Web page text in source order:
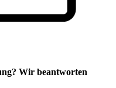
Wir beantworten